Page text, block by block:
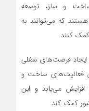
و ساز، توسعه
که می‌توانند به
کنند.
ایجاد فرصت‌های شغلی
فعالیت‌های ساخت و
می‌یابد و این
کمک کند.